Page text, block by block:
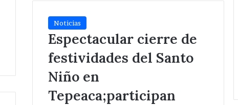
Noticias
Espectacular cierre de
festividades del Santo
Niño en
Tepeaca;participan